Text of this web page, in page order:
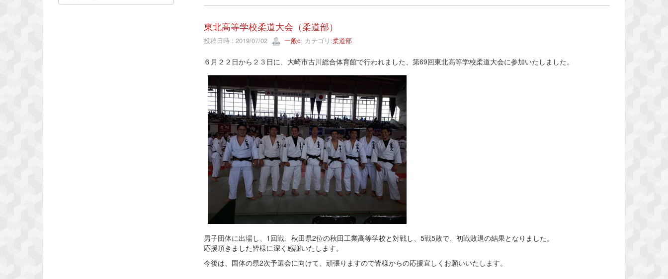
東北高等学校柔道大会（柔道部）
投稿日時 : 2019/07/02 一般c カテゴリ:柔道部
６月２２日から２３日に、大崎市古川総合体育館で行われました、第69回東北高等学校柔道大会に参加いたしました。
男子団体に出場し、1回戦、秋田県2位の秋田工業高等学校と対戦し、5戦5敗で、初戦敗退の結果となりました。
応援頂きました皆様に深く感謝いたします。
今後は、国体の県2次予選会に向けて、頑張りますので皆様からの応援宜しくお願いいたします。